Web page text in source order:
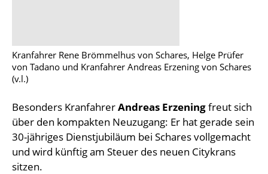
Kranfahrer Rene Brömmelhus von Schares, Helge Prüfer
von Tadano und Kranfahrer Andreas Erzening von Schares
(v.l.)
Besonders KranfahrerAndreas Erzeningfreut sich
über den kompakten Neuzugang: Er hat gerade sein
30-jähriges Dienstjubiläum bei Schares vollgemacht
und wird künftig am Steuer des neuen Citykrans
sitzen.